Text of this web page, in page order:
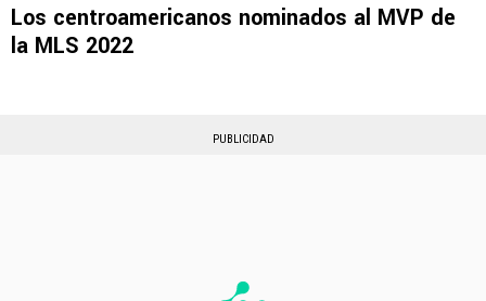
Los centroamericanos nominados al MVP de
la MLS 2022
PUBLICIDAD